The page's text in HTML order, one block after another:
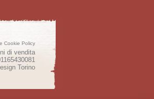
Cookie Policy
di vendita
Torino